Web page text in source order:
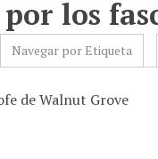
los
Navegar por Etiqueta
de Walnut Grove